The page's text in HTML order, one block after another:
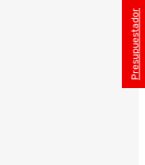
Presupuestador